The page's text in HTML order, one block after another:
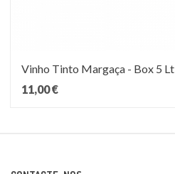
Vinho Tinto Margaça - Box 5 Lt
11,00 €